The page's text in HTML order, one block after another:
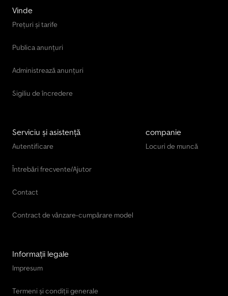
Vinde
Prețuri și tarife
Publica anunțuri
Administrează anunțuri
Sigiliu de încredere
Serviciu și asistență
Autentificare
Întrebări frecvente/Ajutor
Contact
Contract de vânzare-cumpărare model
companie
Locuri de muncă
Informații legale
Impresum
Termeni și condiții generale